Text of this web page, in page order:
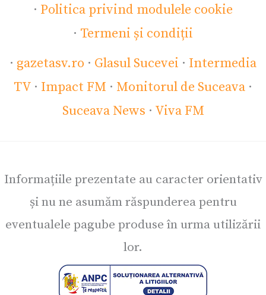
· Politica privind modulele cookie
· Termeni și condiții
· gazetasv.ro · Glasul Sucevei · Intermedia
TV · Impact FM · Monitorul de Suceava ·
Suceava News · Viva FM
Informațiile prezentate au caracter orientativ
și nu ne asumăm răspunderea pentru
eventualele pagube produse în urma utilizării
lor.